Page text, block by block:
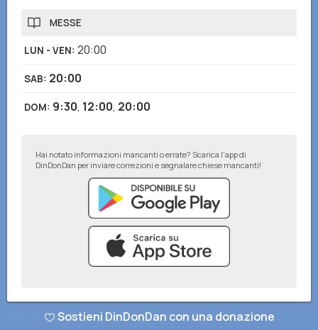
MESSE
LUN - VEN: 20:00
SAB: 20:00
DOM: 9:30, 12:00, 20:00
Hai notato informazioni mancanti o errate? Scarica l'app di
DinDonDan per inviare correzioni e segnalare chiese mancanti!
Sostieni DinDonDan con una donazione